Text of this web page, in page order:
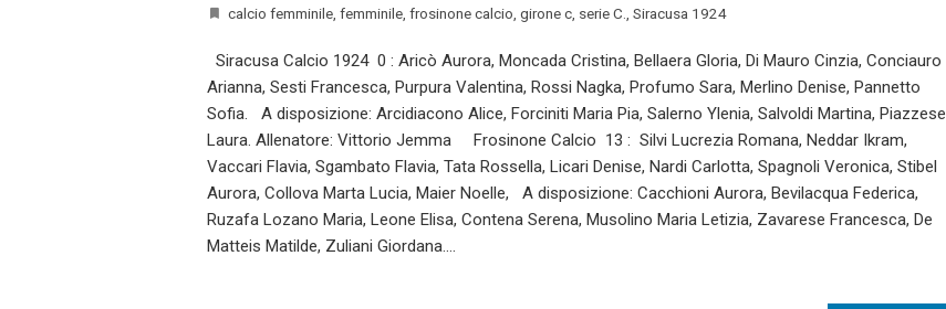
calcio femminile femminile frosinone calcio girone c serie C. Siracusa 1924
Siracusa Calcio 1924 0 : Aricò Aurora, Moncada Cristina, Bellaera Gloria, Di Mauro Cinzia, Conciauro
Arianna, Sesti Francesca, Purpura Valentina, Rossi Nagka, Profumo Sara, Merlino Denise, Pannetto
Sofia. A disposizione: Arcidiacono Alice, Forciniti Maria Pia, Salerno Ylenia, Salvoldi Martina, Piazzese
Laura. Allenatore: Vittorio Jemma Frosinone Calcio 13 : Silvi Lucrezia Romana, Neddar Ikram,
Vaccari Flavia, Sgambato Flavia, Tata Rossella, Licari Denise, Nardi Carlotta, Spagnoli Veronica, Stibel
Aurora, Collova Marta Lucia, Maier Noelle, A disposizione: Cacchioni Aurora, Bevilacqua Federica,
Ruzafa Lozano Maria, Leone Elisa, Contena Serena, Musolino Maria Letizia, Zavarese Francesca, De
Matteis Matilde, Zuliani Giordana.…